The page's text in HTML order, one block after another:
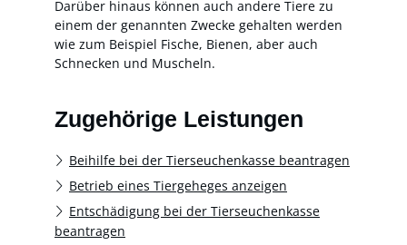
Darüber hinaus können auch andere Tiere zu
einem der genannten Zwecke gehalten werden
wie zum Beispiel Fische, Bienen, aber auch
Schnecken und Muscheln.
Zugehörige Leistungen
Beihilfe bei der Tierseuchenkasse beantragen
Betrieb eines Tiergeheges anzeigen
Entschädigung bei der Tierseuchenkasse
beantragen